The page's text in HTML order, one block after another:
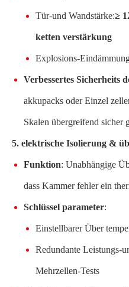
Tür-und Wandstärke:≥
ketten verstärkung
Explosions-
Verbessertes Sicherheits
akkupacks oder Einzel
Skalen übergreifend sicher
5. elektrische Isolierung &
Funktion: Unabhängige
dass Kammer fehler ein
Schlüssel parameter:
Einstellbarer Über
Redundante Leistungs-
Mehrzellen-Tests